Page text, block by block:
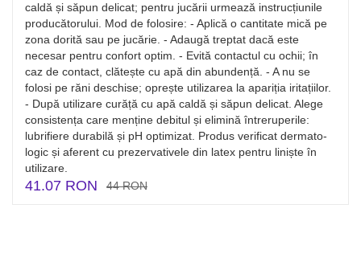
caldă și săpun delicat; pentru jucării urmează instrucțiunile
producătorului. Mod de folosire: - Aplică o cantitate mică pe
zona dorită sau pe jucărie. - Adaugă treptat dacă este
necesar pentru confort optim. - Evită contactul cu ochii; în
caz de contact, clătește cu apă din abundență. - A nu se
folosi pe răni deschise; oprește utilizarea la apariția iritațiilor.
- După utilizare curăță cu apă caldă și săpun delicat. Alege
consistența care menține debitul și elimină întreruperile:
lubrifiere durabilă și pH optimizat. Produs verificat dermato-
logic și aferent cu prezervativele din latex pentru liniște în
utilizare.
41.07 RON 44 RON